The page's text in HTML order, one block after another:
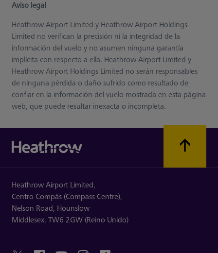
Aviso legal
Heathrow Airport Limited y Heathrow Airport Holdings
Limited no verifican la precisión ni la integridad de la
información del vuelo y no asumen ninguna garantía
implícita con respecto a ella. Heathrow Airport Limited y
Heathrow Airport Holdings Limited no serán responsables
de ninguna pérdida o daño sufrido como resultado de
confiar en la información del vuelo mostrada en esta página
web, que puede resultar inexacta o incompleta.
Heathrow Airport Limited,
Centro Compás (Compass Centre),
Nelson Road, Hounslow
Middlesex, TW6 2GW (Reino Unido)